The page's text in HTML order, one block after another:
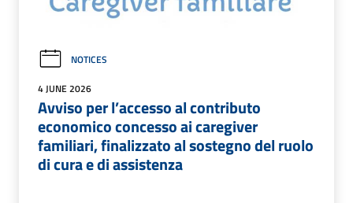
NOTICES
4 JUNE 2026
Avviso per l’accesso al contributo
economico concesso ai caregiver
familiari, finalizzato al sostegno del ruolo
di cura e di assistenza